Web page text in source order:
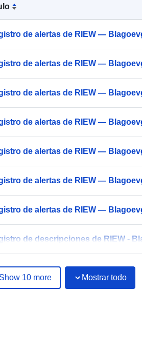
de alertas de RIEW —
de alertas de RIEW —
de alertas de RIEW —
de alertas de RIEW —
de alertas de RIEW —
de alertas de RIEW —
de alertas de RIEW —
de descripciones de RIEW -
Show 10 more Mostrar todo